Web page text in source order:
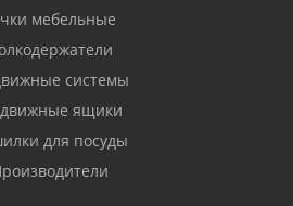
мебельные
системы
ящики
для посуды